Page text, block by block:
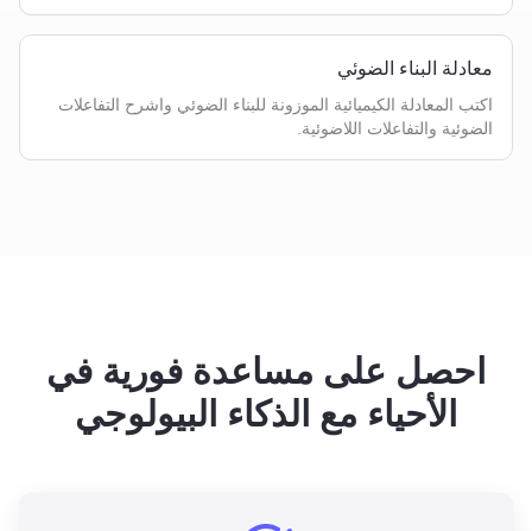
معادلة البناء الضوئي
اكتب المعادلة الكيميائية الموزونة للبناء الضوئي واشرح التفاعلات
الضوئية والتفاعلات اللاضوئية.
احصل على مساعدة فورية في
الأحياء مع الذكاء البيولوجي